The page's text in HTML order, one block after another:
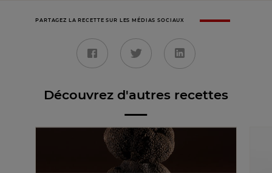
PARTAGEZ LA RECETTE SUR LES MÉDIAS SOCIAUX
Découvrez d'autres recettes